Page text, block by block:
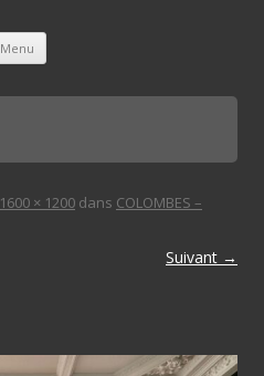
Menu Aller au contenu principal
1600 × 1200 dans COLOMBES –
Suivant →